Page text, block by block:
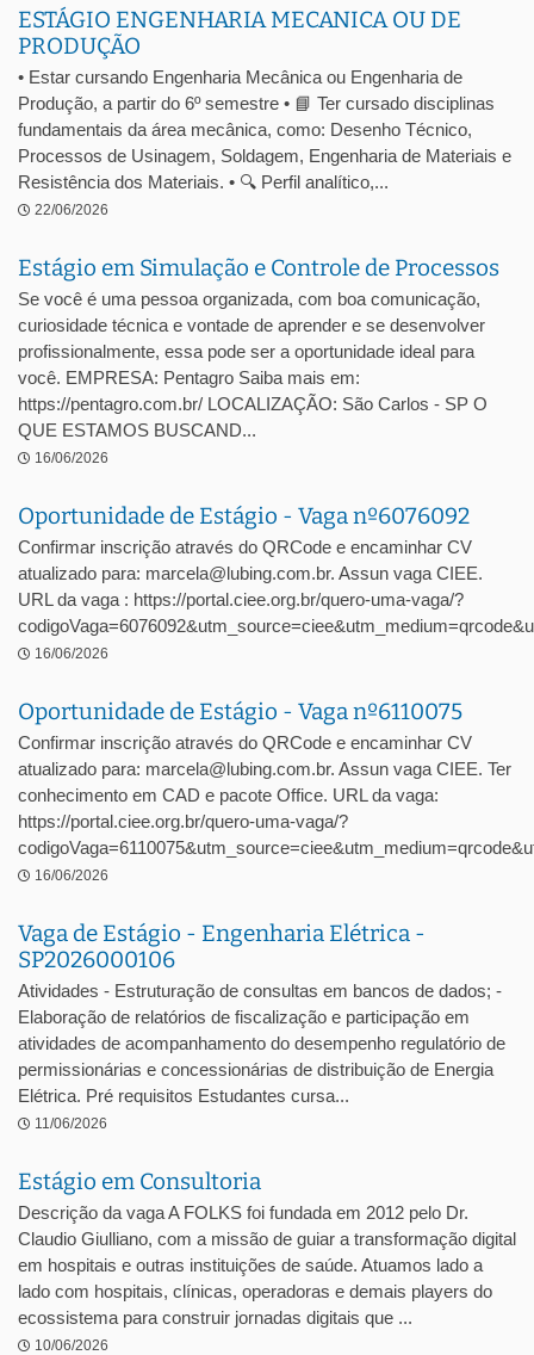
ESTÁGIO ENGENHARIA MECANICA OU DE
PRODUÇÃO
• Estar cursando Engenharia Mecânica ou Engenharia de
Produção, a partir do 6º semestre • 📘 Ter cursado disciplinas
fundamentais da área mecânica, como: Desenho Técnico,
Processos de Usinagem, Soldagem, Engenharia de Materiais e
Resistência dos Materiais. • 🔍 Perfil analítico,...
22/06/2026
Estágio em Simulação e Controle de Processos
Se você é uma pessoa organizada, com boa comunicação,
curiosidade técnica e vontade de aprender e se desenvolver
profissionalmente, essa pode ser a oportunidade ideal para
você. EMPRESA: Pentagro Saiba mais em:
https://pentagro.com.br/ LOCALIZAÇÃO: São Carlos - SP O
QUE ESTAMOS BUSCAND...
16/06/2026
Oportunidade de Estágio - Vaga nº6076092
Confirmar inscrição através do QRCode e encaminhar CV
atualizado para: marcela@lubing.com.br. Assun vaga CIEE.
URL da vaga : https://portal.ciee.org.br/quero-uma-vaga/?
16/06/2026
Oportunidade de Estágio - Vaga nº6110075
Confirmar inscrição através do QRCode e encaminhar CV
atualizado para: marcela@lubing.com.br. Assun vaga CIEE. Ter
conhecimento em CAD e pacote Office. URL da vaga:
https://portal.ciee.org.br/quero-uma-vaga/?
16/06/2026
Vaga de Estágio - Engenharia Elétrica -
SP2026000106
Atividades - Estruturação de consultas em bancos de dados; -
Elaboração de relatórios de fiscalização e participação em
atividades de acompanhamento do desempenho regulatório de
permissionárias e concessionárias de distribuição de Energia
Elétrica. Pré requisitos Estudantes cursa...
11/06/2026
Estágio em Consultoria
Descrição da vaga A FOLKS foi fundada em 2012 pelo Dr.
Claudio Giulliano, com a missão de guiar a transformação digital
em hospitais e outras instituições de saúde. Atuamos lado a
lado com hospitais, clínicas, operadoras e demais players do
ecossistema para construir jornadas digitais que ...
10/06/2026